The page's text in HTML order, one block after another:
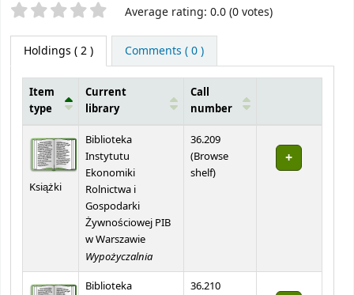
Star ratings Average rating: 0.0 (0 votes)
Holdings ( 2 ) Comments ( 0 )
Item
type
Current
library
Call
number
Książki
Biblioteka
Instytutu
Ekonomiki
Rolnictwa i
Gospodarki
Żywnościowej PIB
w Warszawie
Wypożyczalnia
36.209
(Browse
shelf(Opens below)
)
Biblioteka
36.210